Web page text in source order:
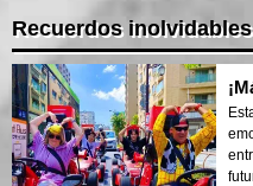
Recuerdos inolvidables